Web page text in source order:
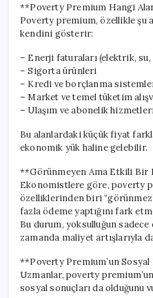
**Poverty Premium Hangi
Poverty premium, özellikle şu
kendini gösterir:
– Enerji faturaları (elektrik, su,
– Sigorta ürünleri
– Kredi ve borçlanma
– Market ve temel tüketim
– Ulaşım ve abonelik
Bu alanlardaki küçük fiyat
ekonomik yük haline gelebilir.
**Görünmeyen Ama Etkili Bir
Ekonomistlere göre, poverty
özelliklerinden biri
fazla ödeme yaptığını fark
Bu durum, yoksulluğun sadece
zamanda maliyet artışlarıyla
**Poverty Premium’un
Uzmanlar, poverty
sosyal sonuçları da olduğunu